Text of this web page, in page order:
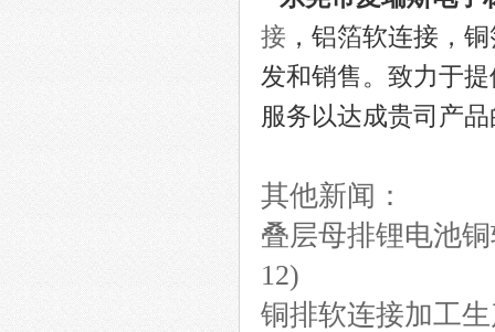
接 ，铝箔软连接，
发和销售。致力于
服务以达成贵司产
其他新闻：
叠层母排锂电池
12)
铜排软连接加工